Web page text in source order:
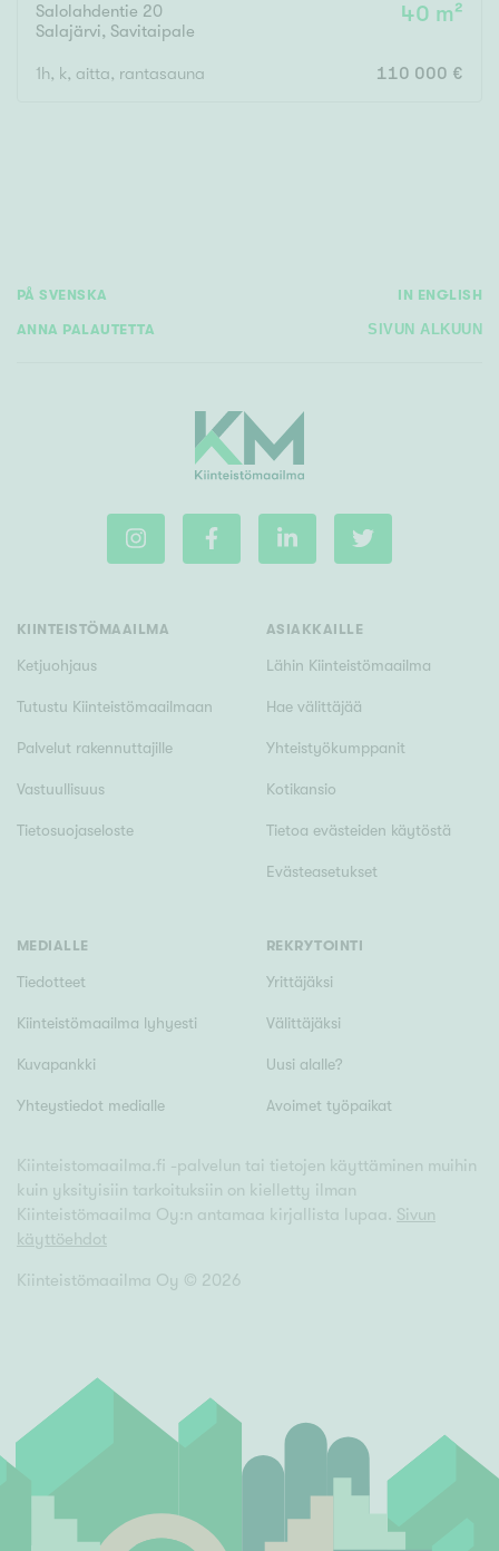
Tyydyttävä
Ominaisuudet
Hissi
Oma sauna
Salolahdentie 20
Salajärvi, Savitaipale
40 m²
1h, k, aitta, rantasauna 110 000 €
PÅ SVENSKA IN ENGLISH
ANNA PALAUTETTA SIVUN ALKUUN
KIINTEISTÖMAAILMA
Ketjuohjaus
Tutustu Kiinteistömaailmaan
Palvelut rakennuttajille
Vastuullisuus
Tietosuojaseloste
ASIAKKAILLE
Lähin Kiinteistömaailma
Hae välittäjää
Yhteistyökumppanit
Kotikansio
Tietoa evästeiden käytöstä
Evästeasetukset
MEDIALLE
Tiedotteet
Kiinteistömaailma lyhyesti
Kuvapankki
Yhteystiedot medialle
REKRYTOINTI
Yrittäjäksi
Välittäjäksi
Uusi alalle?
Avoimet työpaikat
Kiinteistomaailma.fi -palvelun tai tietojen käyttäminen muihin
kuin yksityisiin tarkoituksiin on kielletty ilman
Kiinteistömaailma Oy:n antamaa kirjallista lupaa. Sivun
käyttöehdot
Kiinteistömaailma Oy © 2026